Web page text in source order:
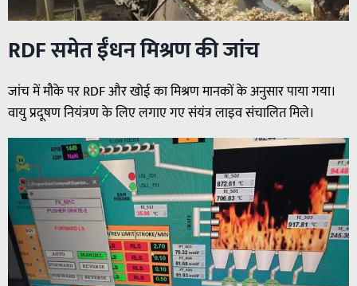
RDF समेत ईंधन मिश्रण की जांच
जांच में मौके पर RDF और खोई का मिश्रण मानकों के अनुसार पाया गया।
वायु प्रदूषण नियंत्रण के लिए लगाए गए संयंत्र लाइव संचालित मिले।